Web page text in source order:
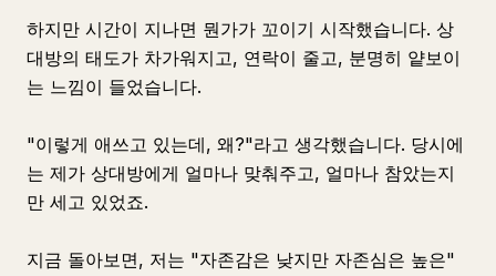
하지만 시간이 지나면 뭔가가 꼬이기 시작했습니다. 상
대방의 태도가 차가워지고, 연락이 줄고, 분명히 얕보이
는 느낌이 들었습니다.
"이렇게 애쓰고 있는데, 왜?"라고 생각했습니다. 당시에
는 제가 상대방에게 얼마나 맞춰주고, 얼마나 참았는지
만 세고 있었죠.
지금 돌아보면, 저는 "자존감은 낮지만 자존심은 높은"